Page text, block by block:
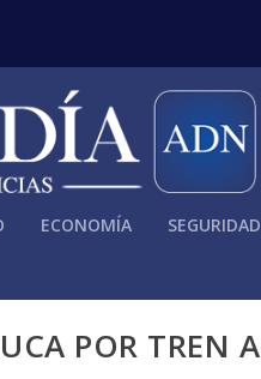
ECONOMÍA SEGURIDAD
POR TREN